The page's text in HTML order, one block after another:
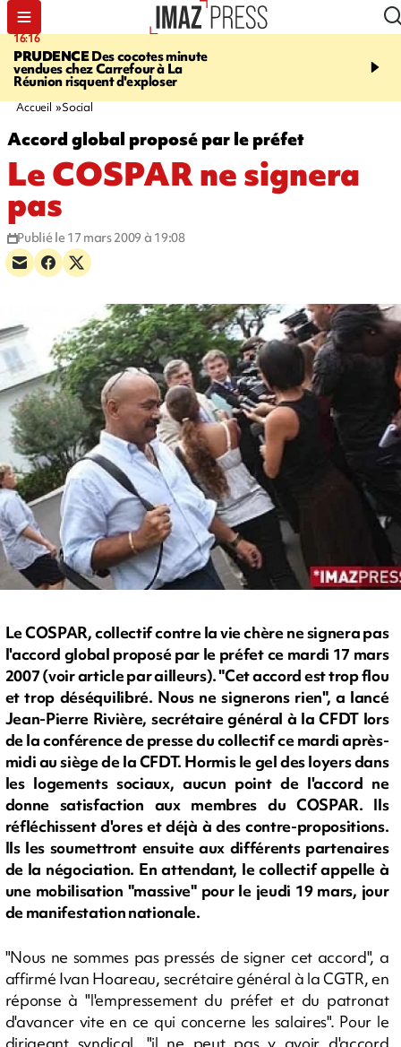
16:16
PRUDENCEDes cocotes minute
vendues chez Carrefour à La
Réunion risquent d'exploser
20:06
l'Asie, mort d'une
Accueil Social
Accord global proposé par le préfet
Le COSPAR ne signera
pas
Publié le 17 mars 2009 à 19:08
Le COSPAR, collectif contre la vie chère ne signera pas
l'accord global proposé par le préfet ce mardi 17 mars
2007 (voir article par ailleurs). "Cet accord est trop flou
et trop déséquilibré. Nous ne signerons rien", a lancé
Jean-Pierre Rivière, secrétaire général à la CFDT lors
de la conférence de presse du collectif ce mardi après-
midi au siège de la CFDT. Hormis le gel des loyers dans
les logements sociaux, aucun point de l'accord ne
donne satisfaction aux membres du COSPAR. Ils
réfléchissent d'ores et déjà à des contre-propositions.
Ils les soumettront ensuite aux différents partenaires
de la négociation. En attendant, le collectif appelle à
une mobilisation "massive" pour le jeudi 19 mars, jour
de manifestation nationale.
"Nous ne sommes pas pressés de signer cet accord", a
affirmé Ivan Hoareau, secrétaire général à la CGTR, en
réponse à "l'empressement du préfet et du patronat
d'avancer vite en ce qui concerne les salaires". Pour le
dirigeant syndical, "il ne peut pas y avoir d'accord